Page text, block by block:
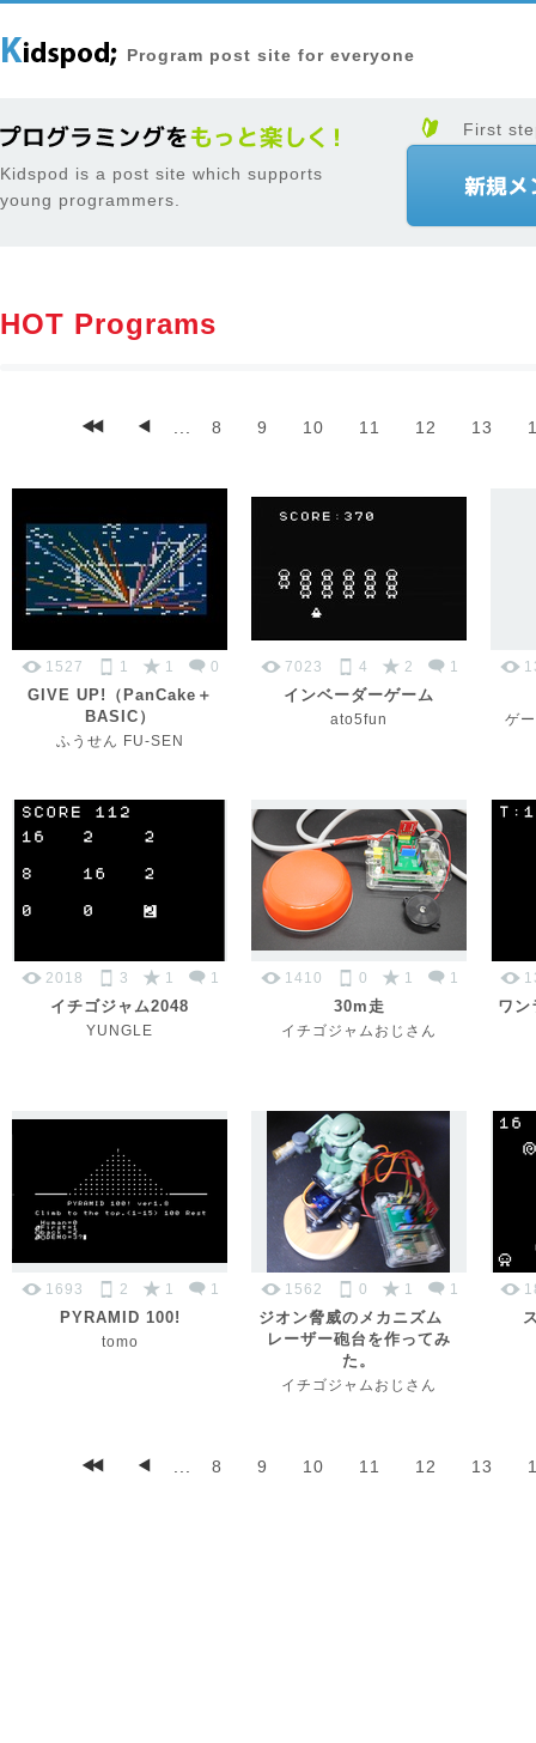
Program post site for everyone
Kidspod is a post site which supports
young programmers.
First
HOT Programs
8 9 10 11 12 13
1527 1 1 0
GIVE UP!（PanCake＋
BASIC）
ふうせん FU-SEN
7023 4 2 1
インベーダーゲーム
ato5fun ゲ
2018 3 1 1
イチゴジャム2048
YUNGLE
1410 0 1 1
30m走
イチゴジャムおじさん
ワ
1693 2 1 1
PYRAMID 100!
tomo
1562 0 1 1
ジオン脅威のメカニズム
レーザー砲台を作ってみ
た。
イチゴジャムおじさん
8 9 10 11 12 13